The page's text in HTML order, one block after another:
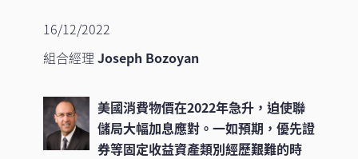
16/12/2022
組合經理 Joseph Bozoyan
美國消費物價在2022年急升，迫使聯
儲局大幅加息應對。一如預期，優先證
券等固定收益資產類別經歷艱難的時